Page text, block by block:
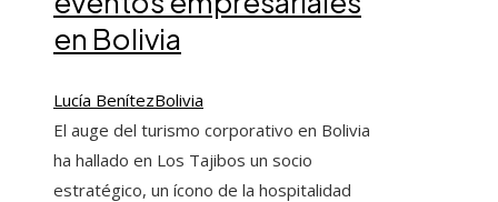
en Bolivia
Lucía BenítezBolivia
El auge del turismo corporativo en Bolivia
ha hallado en Los Tajibos un socio
estratégico, un ícono de la hospitalidad